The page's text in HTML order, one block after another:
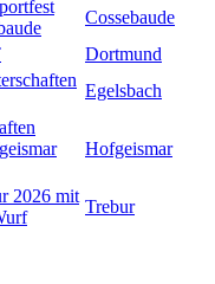
Cossebaude
Dortmund
Egelsbach
Hofgeismar
2026 mit
Trebur